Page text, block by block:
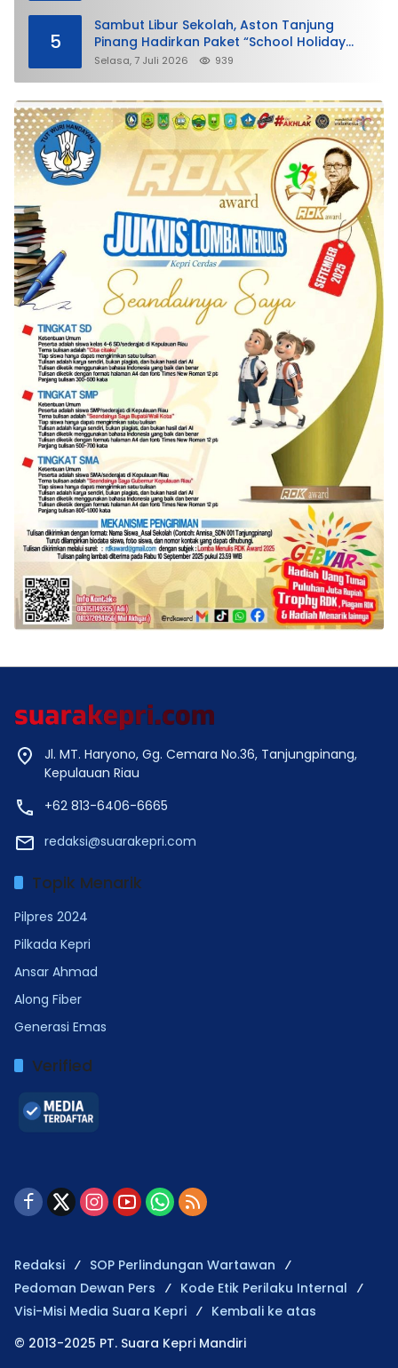
5
Sambut Libur Sekolah, Aston Tanjung
Pinang Hadirkan Paket “School Holiday
Getaway”
Selasa, 7 Juli 2026 939
Jl. MT. Haryono, Gg. Cemara No.36, Tanjungpinang,
Kepulauan Riau
+62 813-6406-6665
redaksi@suarakepri.com
Topik Menarik
Pilpres 2024
Pilkada Kepri
Ansar Ahmad
Along Fiber
Generasi Emas
Verified
Redaksi
SOP Perlindungan Wartawan
Pedoman Dewan Pers
Kode Etik Perilaku Internal
Visi-Misi Media Suara Kepri
Kembali ke atas
© 2013-2025 PT. Suara Kepri Mandiri